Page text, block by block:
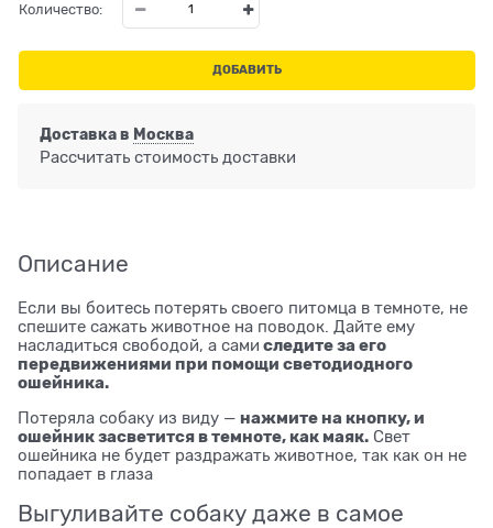
Количество:
ДОБАВИТЬ
Доставка в Москва
Рассчитать стоимость доставки
Описание
Если вы боитесь потерять своего питомца в темноте, не
спешите сажать животное на поводок. Дайте ему
насладиться свободой, а сами следите за его
передвижениями при помощи светодиодного
ошейника.
Потеряла собаку из виду — нажмите на кнопку, и
ошейник засветится в темноте, как маяк. Свет
ошейника не будет раздражать животное, так как он не
попадает в глаза
Выгуливайте собаку даже в самое